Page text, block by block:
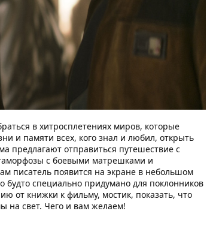
в хитросплетениях миров, которые
и памяти всех, кого знал и любил, открыть
предлагают отправиться путешествие с
с боевыми матрешками и
писатель появится на экране в небольшом
специально придумано для поклонников
от книжки к фильму, мостик, показать, что
на свет. Чего и вам желаем!